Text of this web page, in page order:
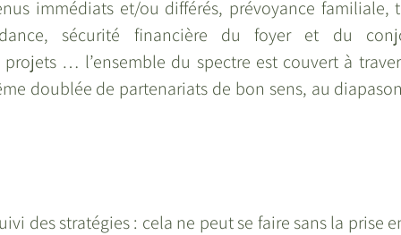
immédiats et/ou différés, prévoyance familiale,
sécurité financière du foyer et du
… l’ensemble du spectre est couvert à
doublée de partenariats de bon sens, au
des stratégies : cela ne peut se faire sans la prise